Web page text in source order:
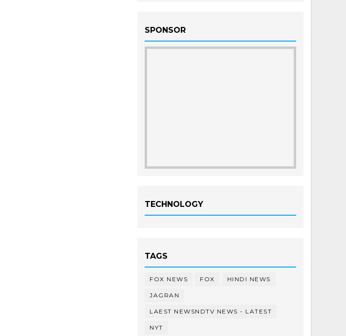
SPONSOR
TECHNOLOGY
TAGS
FOX NEWS FOX HINDI NEWS
JAGRAN
LAEST NEWSNDTV NEWS - LATEST
NYT